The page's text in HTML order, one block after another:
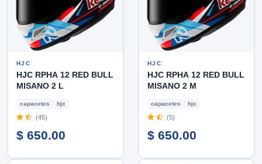
HJC
HJC RPHA 12 RED BULL
MISANO 2 L
capacetes hjc
(45)
$ 650.00
HJC
HJC RPHA 12 RED BULL
MISANO 2 M
capacetes hjc
(5)
$ 650.00